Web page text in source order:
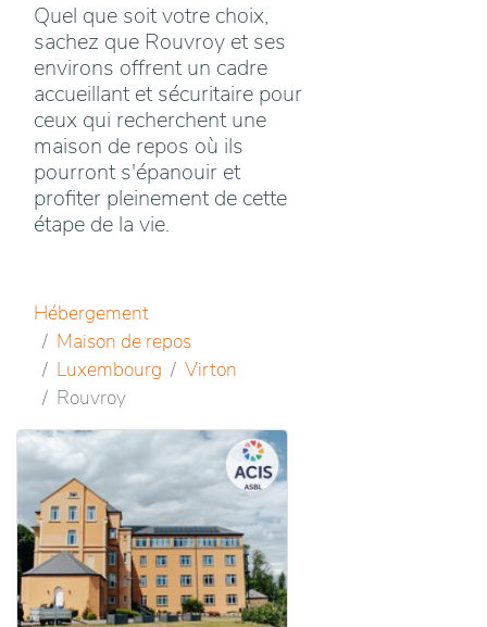
Quel que soit votre choix,
sachez que Rouvroy et ses
environs offrent un cadre
accueillant et sécuritaire pour
ceux qui recherchent une
maison de repos où ils
pourront s'épanouir et
profiter pleinement de cette
étape de la vie.
Hébergement
Maison de repos
Luxembourg
Virton
Rouvroy